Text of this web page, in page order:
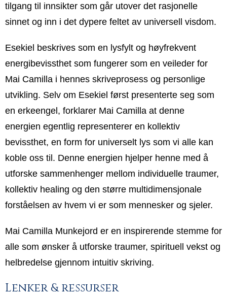
tilgang til innsikter som går utover det rasjonelle
sinnet og inn i det dypere feltet av universell visdom.
Esekiel beskrives som en lysfylt og høyfrekvent
energibevissthet som fungerer som en veileder for
Mai Camilla i hennes skriveprosess og personlige
utvikling. Selv om Esekiel først presenterte seg som
en erkeengel, forklarer Mai Camilla at denne
energien egentlig representerer en kollektiv
bevissthet, en form for universelt lys som vi alle kan
koble oss til. Denne energien hjelper henne med å
utforske sammenhenger mellom individuelle traumer,
kollektiv healing og den større multidimensjonale
forståelsen av hvem vi er som mennesker og sjeler.
Mai Camilla Munkejord er en inspirerende stemme for
alle som ønsker å utforske traumer, spirituell vekst og
helbredelse gjennom intuitiv skriving.
Lenker & ressurser